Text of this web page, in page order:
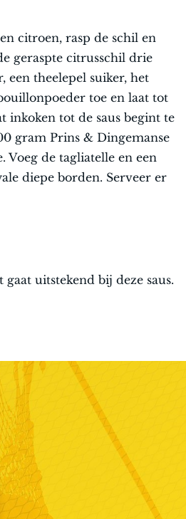
citroen, rasp de schil en
geraspte citrusschil drie
een theelepel suiker, het
toe en laat tot
inkoken tot de saus begint te
gram Prins & Dingemanse
Voeg de tagliatelle en een
diepe borden. Serveer er
uitstekend bij deze saus.